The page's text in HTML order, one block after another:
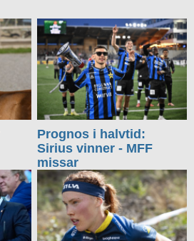
Prognos i halvtid:
Sirius vinner - MFF
missar